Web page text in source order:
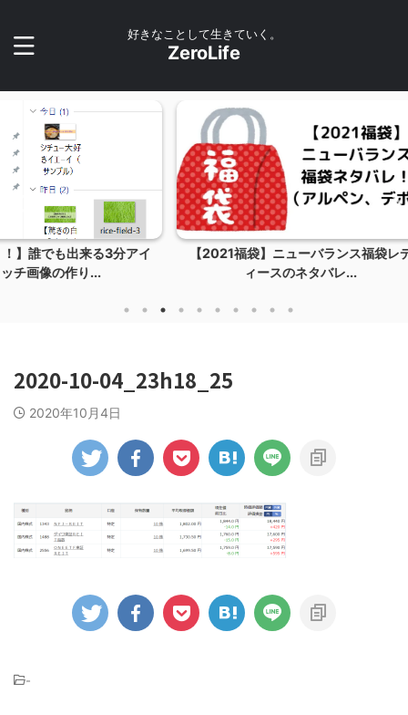
好きなことして生きていく。
ZeroLife
3分アイ
【2021福袋】ニューバランス福袋レデ
ィースのネタバレ...
【リベ
2020-10-04_23h18_25
2020年10月4日
-